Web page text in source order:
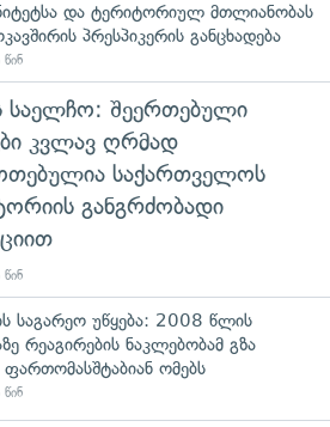
და ტერიტორიულ მთლიანობას
პრესპიკერის განცხადება
საელჩო: შეერთებული
კვლავ ღრმად
საქართველოს
განგრძობადი
საგარეო უწყება: 2008 წლის
რეაგირების ნაკლებობამ გზა
ფართომასშტაბიან ომებს